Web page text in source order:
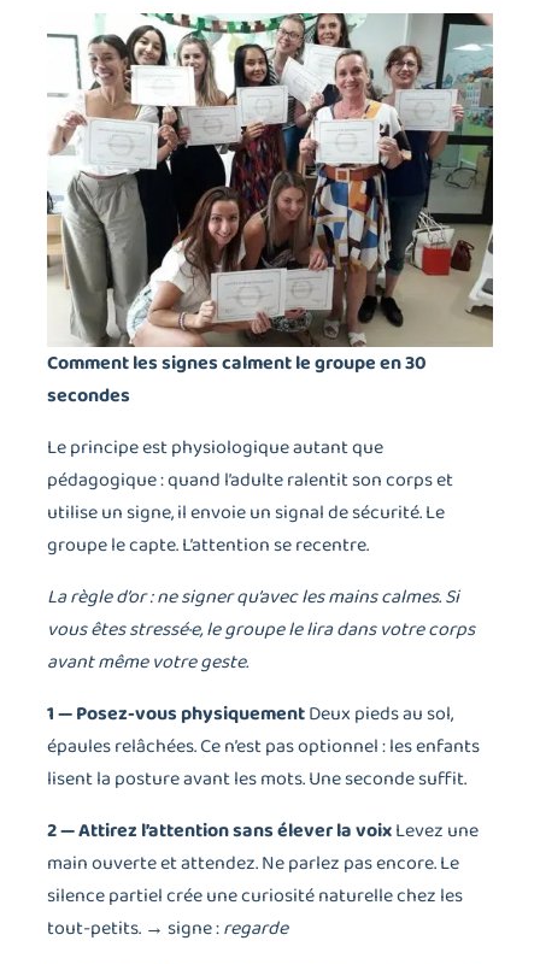
Comment les signes calment le groupe en 30
secondes
Le principe est physiologique autant que
pédagogique : quand l’adulte ralentit son corps et
utilise un signe, il envoie un signal de sécurité. Le
groupe le capte. L’attention se recentre.
La règle d’or : ne signer qu’avec les mains calmes. Si
vous êtes stressé·e, le groupe le lira dans votre corps
avant même votre geste.
1 — Posez-vous physiquementDeux pieds au sol,
épaules relâchées. Ce n’est pas optionnel : les enfants
lisent la posture avant les mots. Une seconde suffit.
2 — Attirez l’attention sans élever la voixLevez une
main ouverte et attendez. Ne parlez pas encore. Le
silence partiel crée une curiosité naturelle chez les
tout-petits. → signe :regarde